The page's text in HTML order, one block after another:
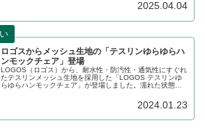
2025.04.04
ロゴスからメッシュ生地の「テスリンゆらゆらハ
ンモックチェア」登場
LOGOS（ロゴス）から、耐水性・防汚性・通気性にすぐれ
たテスリンメッシュ生地を採用した「LOGOS テスリンゆ
らゆらハンモックチェア」が登場しました。濡れた状態で
2024.01.23